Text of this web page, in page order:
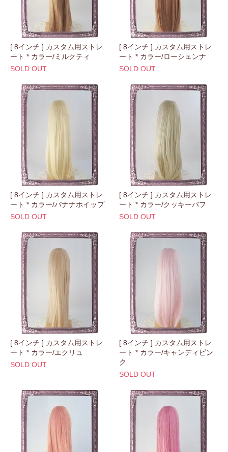
[ 8インチ ] カスタム用ストレ
ート * カラー/ミルクティ
SOLD OUT
[ 8インチ ] カスタム用ストレ
ート * カラー/ローシェンナ
SOLD OUT
[ 8インチ ] カスタム用ストレ
ート * カラー/バナナホイップ
SOLD OUT
[ 8インチ ] カスタム用ストレ
ート * カラー/クッキーバフ
SOLD OUT
[ 8インチ ] カスタム用ストレ
ート * カラー/エクリュ
SOLD OUT
[ 8インチ ] カスタム用ストレ
ート * カラー/キャンディピン
ク
SOLD OUT